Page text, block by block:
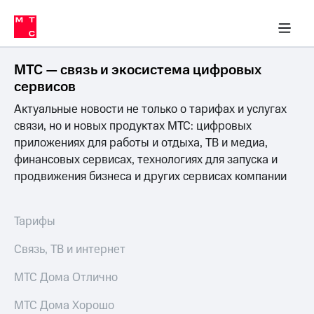
связь
Сервисы и подписки
30% на связь
кабинеты
Мобильная
Интернет
ТВ
Спутниковое
ТВ
МТС
связь
номер
в МТС
Тарифы
в МТС
Тарифы
Услуги
Роуминг
приложение
Мой
МТС
Акции
Скидка 30%
МТС — связь и экосистема цифровых
сервисов
Актуальные новости не только о тарифах и услугах
связи, но и новых продуктах МТС: цифровых
приложениях для работы и отдыха, ТВ и медиа,
финансовых сервисах, технологиях для запуска и
продвижения бизнеса и других сервисах компании
Тарифы
Связь, ТВ и интернет
МТС Дома Отлично
МТС Дома Хорошо